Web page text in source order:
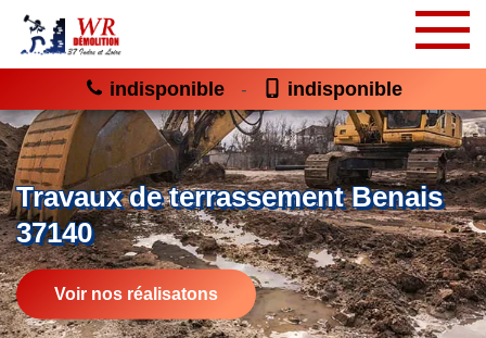
indisponible - indisponible
Travaux de terrassement Benais
37140
Voir nos réalisatons